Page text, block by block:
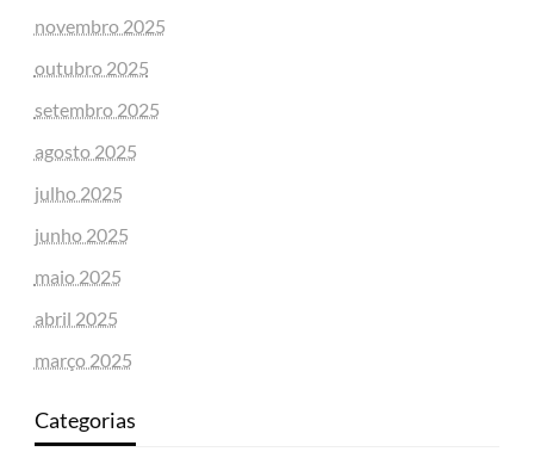
novembro 2025
outubro 2025
setembro 2025
agosto 2025
julho 2025
junho 2025
maio 2025
abril 2025
março 2025
Categorias